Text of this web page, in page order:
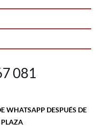
081
WHATSAPP DESPUÉS DE
PLAZA